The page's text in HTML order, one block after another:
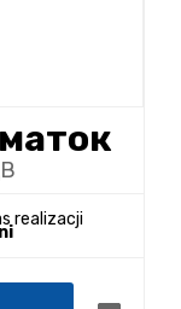
realizacji